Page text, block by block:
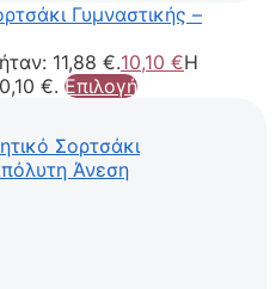
Γυμναστικής –
11,88 €.10,10 €Η
€. Επιλογή